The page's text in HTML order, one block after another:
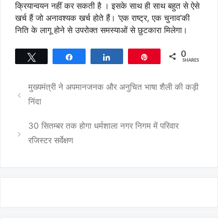
क्रियान्वयन नहीं कर सकती है । इसके साथ ही साथ बहुत से ऐसे
खर्च हैं जो अनावश्यक खर्च होते हैं। ‘एक राष्ट्र, एक चुनाव’की
निति के लागू होने से उपरोक्त समस्याओं से छुटकारा मिलेगा।
0
SHARES
मुख्यमंत्री ने अपमानजनक और अनुचित भाषा शैली की कड़ी
निंदा
30 सितम्बर तक होगा धर्मशाला नगर निगम में परिवार
रजिस्टर सर्वेक्षण